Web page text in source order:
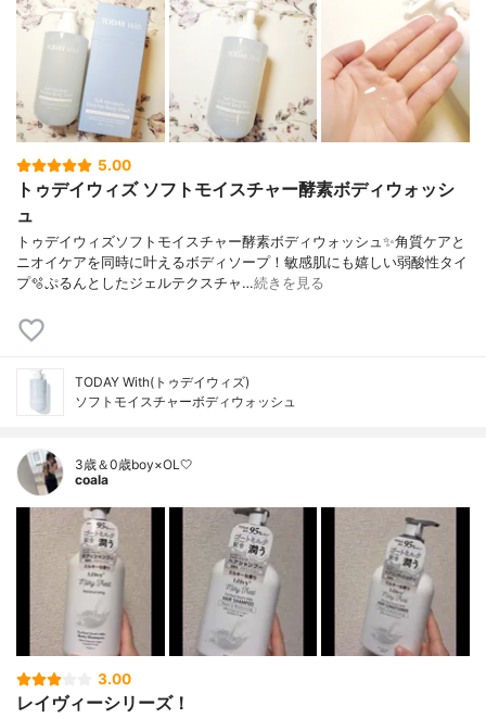
5.00
トゥデイウィズ ソフトモイスチャー酵素ボディウォッシ
ュ
トゥデイウィズソフトモイスチャー酵素ボディウォッシュ✨角質ケアと
ニオイケアを同時に叶えるボディソープ！敏感肌にも嬉しい弱酸性タイ
プ🫧ぷるんとしたジェルテクスチャ…続きを見る
TODAY With(トゥデイウィズ)
ソフトモイスチャーボディウォッシュ
3歳＆0歳boy×OL🤍
coala
3.00
レイヴィーシリーズ！